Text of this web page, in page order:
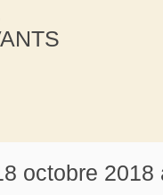
octobre 2018